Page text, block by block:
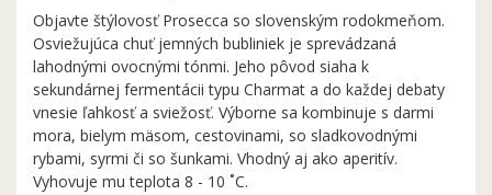
Objavte štýlovosť Prosecca so slovenským rodokmeňom.
Osviežujúca chuť jemných bubliniek je sprevádzaná
lahodnými ovocnými tónmi. Jeho pôvod siaha k
sekundárnej fermentácii typu Charmat a do každej debaty
vnesie ľahkosť a sviežosť. Výborne sa kombinuje s darmi
mora, bielym mäsom, cestovinami, so sladkovodnými
rybami, syrmi či so šunkami. Vhodný aj ako aperitív.
Vyhovuje mu teplota 8 - 10 ˚C.